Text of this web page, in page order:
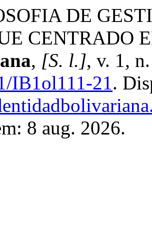
DE
CENTRADO
, [S. l.], v. 1,
IB1ol111-21.
8 aug. 2026.